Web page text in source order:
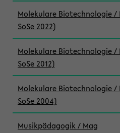
Molekulare Biotechnologie /
SoSe 2022)
Molekulare Biotechnologie
SoSe 2012)
Molekulare Biotechnologie
SoSe 2004)
Musikpädagogik / Mag